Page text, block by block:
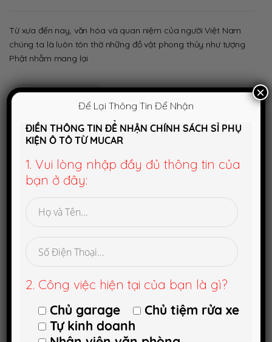
Từ xưa đến nay, văn hóa và quan niệm của người Việt Nam
chúng ta là luôn tôn thờ những đồ vật phong thủy như tượng
Phật nhằm mang lại
kiếm
Danh mục
Công nghệ mới
Giới thiệu sản phẩm
Mẹo vặt
Phong thủy
Để Lại Thông Tin Để Nhận
ĐIỀN THÔNG TIN ĐỂ NHẬN CHÍNH SÁCH SỈ PHỤ
KIỆN Ô TÔ TỪ MUCAR
1. Vui lòng nhập đầy đủ thông tin của
bạn ở đây:
2. Công việc hiện tại của bạn là gì?
Chủ garage
Chủ tiệm rửa xe
Tự kinh doanh
×